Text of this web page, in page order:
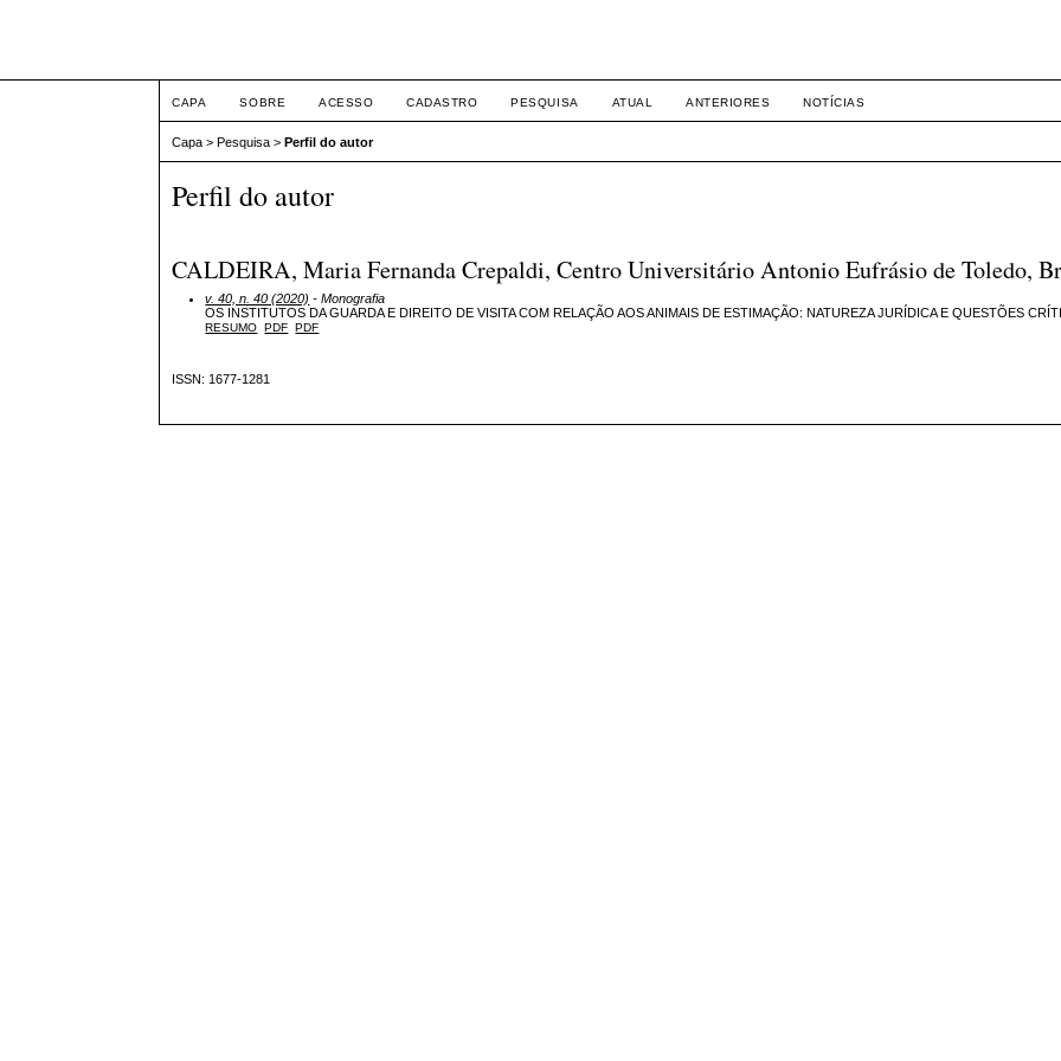
CAPA SOBRE ACESSO CADASTRO PESQUISA ATUAL ANTERIORES NOTÍCIAS
Capa >Pesquisa >Perfil do autor
Perfil do autor
CALDEIRA, Maria Fernanda Crepaldi, Centro Universitário Antonio Eufrásio de Toledo,
v. 40, n. 40 (2020) - Monografia
OS INSTITUTOS DA GUARDA E DIREITO DE VISITA COM RELAÇÃO AOS ANIMAIS DE ESTIMAÇÃO: NATUREZA JURÍDICA E QUESTÕES
RESUMO PDF PDF
ISSN: 1677-1281